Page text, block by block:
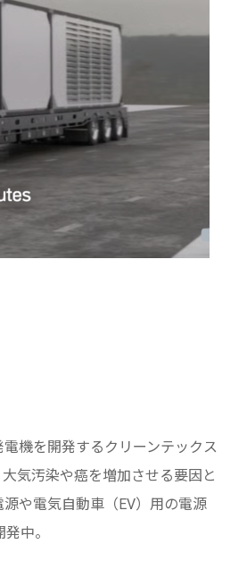
機を開発するクリーンテックス
気汚染や癌を増加させる要因と
や電気自動車（EV）用の電源
中。